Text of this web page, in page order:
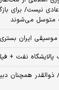
عادی نیست/ برای
متوسل می‌شوند
ایران
نفت +
ذوالقدر همچنان